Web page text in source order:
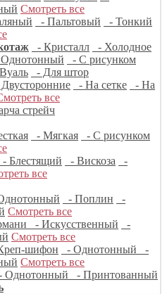
Смотреть все
- Пальтовый
- Тонкий
- Кристалл
- Холодное
- С рисунком
- Для штор
- На сетке
- На
все
стрейч
- Мягкая
- С рисунком
- Блестящий - Вискоза
-
все
- Поплин
-
Смотреть все
- Искусственный
-
Смотреть все
шифон - Однотонный
-
Смотреть все
Однотонный
- Принтованный